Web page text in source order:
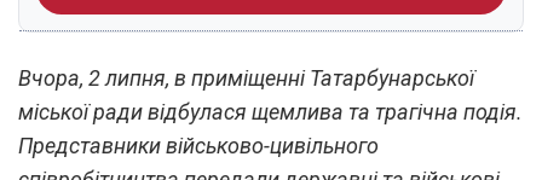
Вчора, 2 липня, в приміщенні Татарбунарської
міської ради відбулася щемлива та трагічна подія.
Представники військово-цивільного